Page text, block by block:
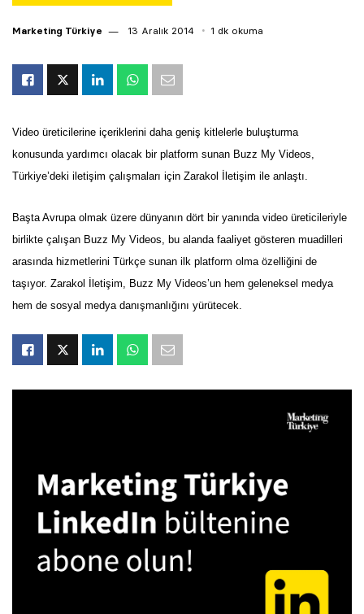
Marketing Türkiye 13 Aralık 2014 1 dk okuma
Video üreticilerine içeriklerini daha geniş kitlelerle buluşturma
konusunda yardımcı olacak bir platform sunan Buzz My Videos,
Türkiye’deki iletişim çalışmaları için Zarakol İletişim ile anlaştı.
Başta Avrupa olmak üzere dünyanın dört bir yanında video üreticileriyle
birlikte çalışan Buzz My Videos, bu alanda faaliyet gösteren muadilleri
arasında hizmetlerini Türkçe sunan ilk platform olma özelliğini de
taşıyor. Zarakol İletişim, Buzz My Videos’un hem geleneksel medya
hem de sosyal medya danışmanlığını yürütecek.